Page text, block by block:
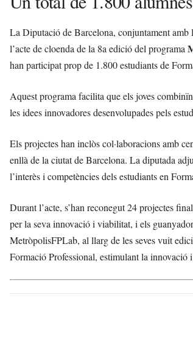
La Diputació de Barcelona, conjuntament
l’acte de cloenda de la 8a edició del programa
han participat prop de 1.800 estudiants de
Aquest programa facilita que els joves
les idees innovadores desenvolu­pades pels
Els projectes han inclòs col·laboracions amb
enllà de la ciutat de Barcelona. La diputada
l’interès i competències dels estudiants en
Durant l’acte, s’han reconegut 24 projectes
per la seva innovació i viabilitat, i els
MetròpolisFPLab, al llarg de les seves vuit
Formació Professional, estimulant la